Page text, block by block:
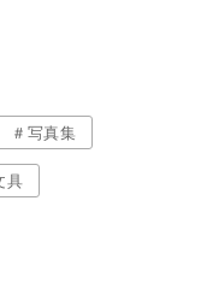
＃写真集
具